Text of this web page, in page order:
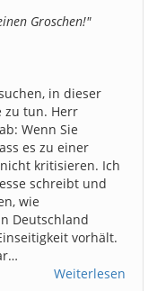
Groschen!"
in dieser
zu tun. Herr
Wenn Sie
es zu einer
kritisieren. Ich
schreibt und
wie
Deutschland
vorhält.
Weiterlesen